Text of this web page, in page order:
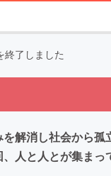
終了しました
解消し社会から孤
人と人とが集ま